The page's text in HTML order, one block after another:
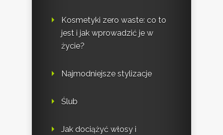
Kosmetyki zero waste: co to
jest i jak wprowadzić je w
życie?
Najmodniejsze stylizacje
Ślub
Jak dociążyć włosy i